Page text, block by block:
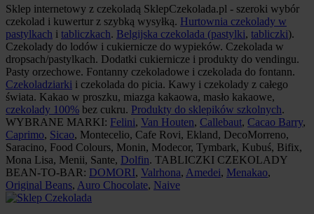
Sklep internetowy z czekoladą SklepCzekolada.pl - szeroki wybór
czekolad i kuwertur z szybką wysyłką. Hurtownia czekolady w
pastylkach i tabliczkach. Belgijska czekolada (pastylki, tabliczki).
Czekolady do lodów i cukiernicze do wypieków. Czekolada w
dropsach/pastylkach. Dodatki cukiernicze i produkty do vendingu.
Pasty orzechowe. Fontanny czekoladowe i czekolada do fontann.
Czekoladziarki i czekolada do picia. Kawy i czekolady z całego
świata. Kakao w proszku, miazga kakaowa, masło kakaowe,
czekolady 100% bez cukru. Produkty do sklepików szkolnych.
WYBRANE MARKI: Felini, Van Houten, Callebaut, Cacao Barry,
Caprimo, Sicao, Montecelio, Cafe Rovi, Ekland, DecoMorreno,
Saracino, Food Colours, Monin, Modecor, Tymbark, Kubuś, Bifix,
Mona Lisa, Menii, Sante, Dolfin. TABLICZKI CZEKOLADY
BEAN-TO-BAR: DOMORI, Valrhona, Amedei, Menakao,
Original Beans, Auro Chocolate, Naive